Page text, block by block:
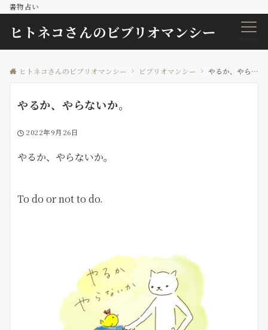
書物占い
ヒトネコさんのビブリオマンシー
ヒトネコさんのビブリオマンシー ビブリオマンシー やるか、やらないか。
やるか、やらないか。
2022年9月26日
やるか、やらないか。
To do or not to do.